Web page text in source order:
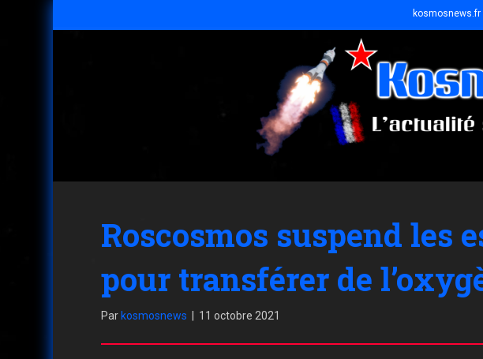
Roscosmos suspend les
pour transférer de
Par kosmosnews 11 octobre 2021